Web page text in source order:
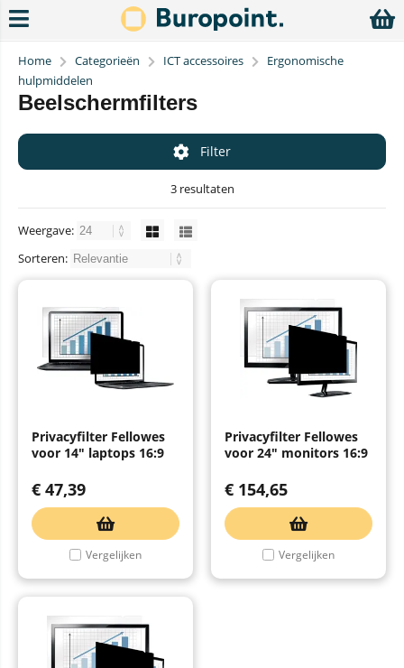
Home Categorieën ICT accessoires
Ergonomische
hulpmiddelen
Beelschermfilters
Filter
3 resultaten
Weergave:
Sorteren:
Privacyfilter Fellowes
voor 14" laptops 16:9
€ 47,39
Vergelijken
Privacyfilter Fellowes
voor 24" monitors 16:9
€ 154,65
Vergelijken